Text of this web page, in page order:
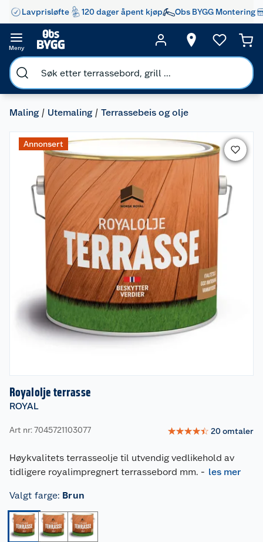
Lavprisløfte 120 dager åpent kjøp Obs BYGG Montering
Meny
Maling Utemaling Terrassebeis og olje
Annonsert
Royalolje terrasse
ROYAL
Art nr: 7045721103077 ☆☆☆☆☆ 20omtaler
Høykvalitets terrasseolje til utvendig vedlikehold av
tidligere royalimpregnert terrassebord mm. - les mer
Valgt farge: Brun